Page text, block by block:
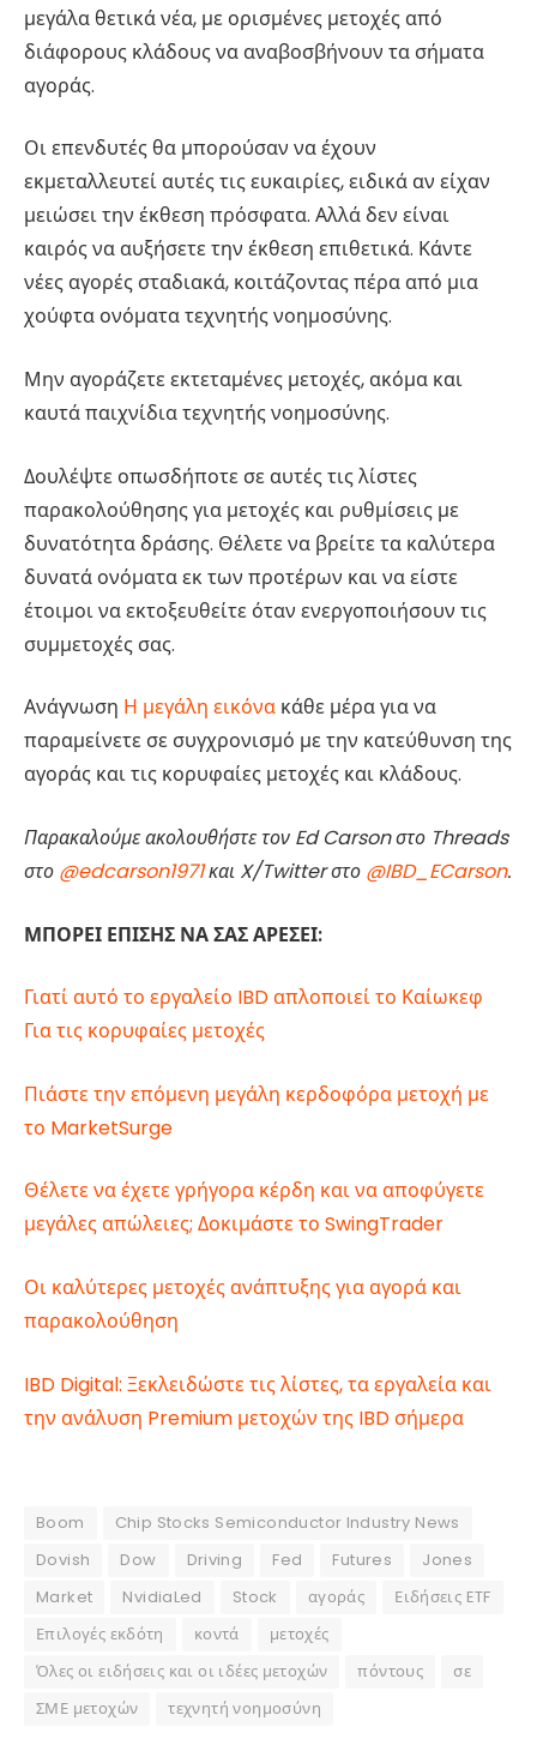
μεγάλα θετικά νέα, με ορισμένες μετοχές από
διάφορους κλάδους να αναβοσβήνουν τα σήματα
αγοράς.
Οι επενδυτές θα μπορούσαν να έχουν
εκμεταλλευτεί αυτές τις ευκαιρίες, ειδικά αν είχαν
μειώσει την έκθεση πρόσφατα. Αλλά δεν είναι
καιρός να αυξήσετε την έκθεση επιθετικά. Κάντε
νέες αγορές σταδιακά, κοιτάζοντας πέρα ​​από μια
χούφτα ονόματα τεχνητής νοημοσύνης.
Μην αγοράζετε εκτεταμένες μετοχές, ακόμα και
καυτά παιχνίδια τεχνητής νοημοσύνης.
Δουλέψτε οπωσδήποτε σε αυτές τις λίστες
παρακολούθησης για μετοχές και ρυθμίσεις με
δυνατότητα δράσης. Θέλετε να βρείτε τα καλύτερα
δυνατά ονόματα εκ των προτέρων και να είστε
έτοιμοι να εκτοξευθείτε όταν ενεργοποιήσουν τις
συμμετοχές σας.
Ανάγνωση Η μεγάλη εικόνα κάθε μέρα για να
παραμείνετε σε συγχρονισμό με την κατεύθυνση της
αγοράς και τις κορυφαίες μετοχές και κλάδους.
Παρακαλούμε ακολουθήστε τον Ed Carson στο Threads
στο @edcarson1971και X/Twitter στο @IBD_ECarson.
ΜΠΟΡΕΙ ΕΠΙΣΗΣ ΝΑ ΣΑΣ ΑΡΕΣΕΙ:
Γιατί αυτό το εργαλείο IBD απλοποιεί το Καίωκεφ
Για τις κορυφαίες μετοχές
Πιάστε την επόμενη μεγάλη κερδοφόρα μετοχή με
το MarketSurge
Θέλετε να έχετε γρήγορα κέρδη και να αποφύγετε
μεγάλες απώλειες; Δοκιμάστε το SwingTrader
Οι καλύτερες μετοχές ανάπτυξης για αγορά και
παρακολούθηση
IBD Digital: Ξεκλειδώστε τις λίστες, τα εργαλεία και
την ανάλυση Premium μετοχών της IBD σήμερα
Boom
Chip Stocks Semiconductor Industry News
Dovish
Dow Driving Fed Futures
Jones
Market
NvidiaLed Stock αγοράς
Ειδήσεις ETF
Επιλογές εκδότη
κοντά
μετοχές
Όλες οι ειδήσεις και οι ιδέες μετοχών
πόντους
σε
ΣΜΕ μετοχών
τεχνητή νοημοσύνη